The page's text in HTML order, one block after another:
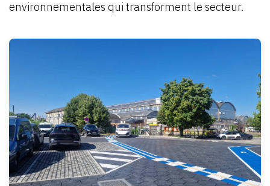
environnementales qui transforment le secteur.